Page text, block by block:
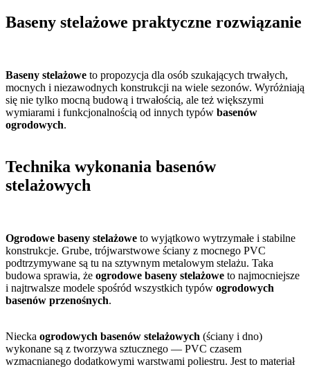
Baseny stelażowe praktyczne rozwiązanie
Baseny stelażowe to propozycja dla osób szukających trwałych,
mocnych i niezawodnych konstrukcji na wiele sezonów. Wyróżniają
się nie tylko mocną budową i trwałością, ale też większymi
wymiarami i funkcjonalnością od innych typów basenów
ogrodowych.
Technika wykonania basenów
stelażowych
Ogrodowe baseny stelażowe to wyjątkowo wytrzymałe i stabilne
konstrukcje. Grube, trójwarstwowe ściany z mocnego PVC
podtrzymywane są tu na sztywnym metalowym stelażu. Taka
budowa sprawia, że ogrodowe baseny stelażowe to najmocniejsze
i najtrwalsze modele spośród wszystkich typów ogrodowych
basenów przenośnych.
Niecka ogrodowych basenów stelażowych (ściany i dno)
wykonane są z tworzywa sztucznego — PVC czasem
wzmacnianego dodatkowymi warstwami poliestru. Jest to materiał